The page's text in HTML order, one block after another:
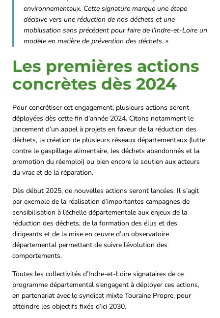
environnementaux. Cette signature marque une étape
décisive vers une réduction de nos déchets et une
mobilisation sans précédent pour faire de l’Indre-et-Loire un
modèle en matière de prévention des déchets. »
Les premières actions
concrètes dès 2024
Pour concrétiser cet engagement, plusieurs actions seront
déployées dès cette fin d’année 2024. Citons notamment le
lancement d’un appel à projets en faveur de la réduction des
déchets, la création de plusieurs réseaux départementaux (lutte
contre le gaspillage alimentaire, les déchets abandonnés et la
promotion du réemploi) ou bien encore le soutien aux acteurs
du vrac et de la réparation.
Dès début 2025, de nouvelles actions seront lancées. Il s’agit
par exemple de la réalisation d’importantes campagnes de
sensibilisation à l’échelle départementale aux enjeux de la
réduction des déchets, de la formation des élus et des
dirigeants et de la mise en œuvre d’un observatoire
départemental permettant de suivre l’évolution des
comportements.
Toutes les collectivités d’Indre-et-Loire signataires de ce
programme départemental s’engagent à déployer ces actions,
en partenariat avec le syndicat mixte Touraine Propre, pour
atteindre les objectifs fixés d’ici 2030.